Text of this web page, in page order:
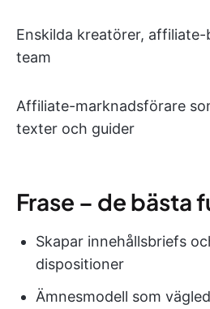
Enskilda kreatörer,
team
Affiliate-marknadsförare
texter och guider
Frase – de bästa
Skapar innehållsbriefs
dispositioner
Ämnesmodell som